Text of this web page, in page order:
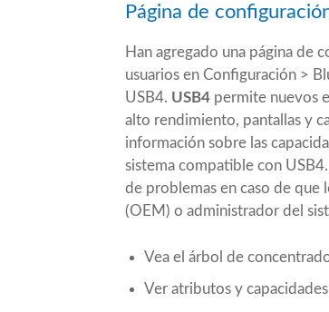
Página de
Han agregado una página de
usuarios en Configuración >
USB4. USB4 permite nuevos
alto rendimiento, pantallas y
información sobre las
sistema compatible con
de problemas en caso de que
(OEM) o administrador del
Vea el árbol de
Ver atributos y